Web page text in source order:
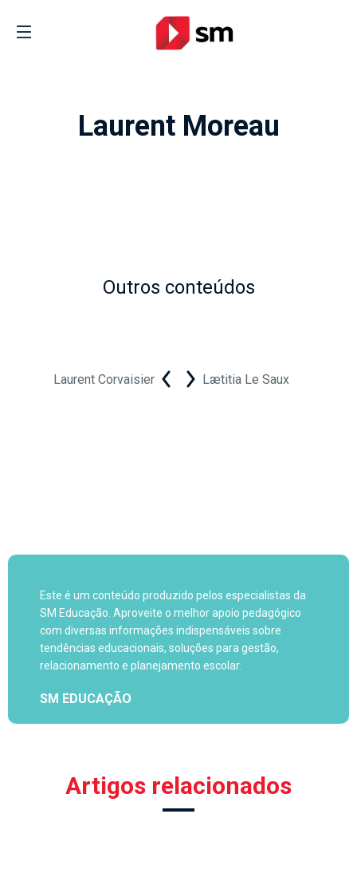
Laurent Moreau
Outros conteúdos
Laurent Corvaisier Lætitia Le Saux
Este é um conteúdo produzido pelos especialistas da
SM Educação. Aproveite o melhor apoio pedagógico
com diversas informações indispensáveis sobre
tendências educacionais, soluções para gestão,
relacionamento e planejamento escolar.
SM EDUCAÇÃO
Artigos relacionados